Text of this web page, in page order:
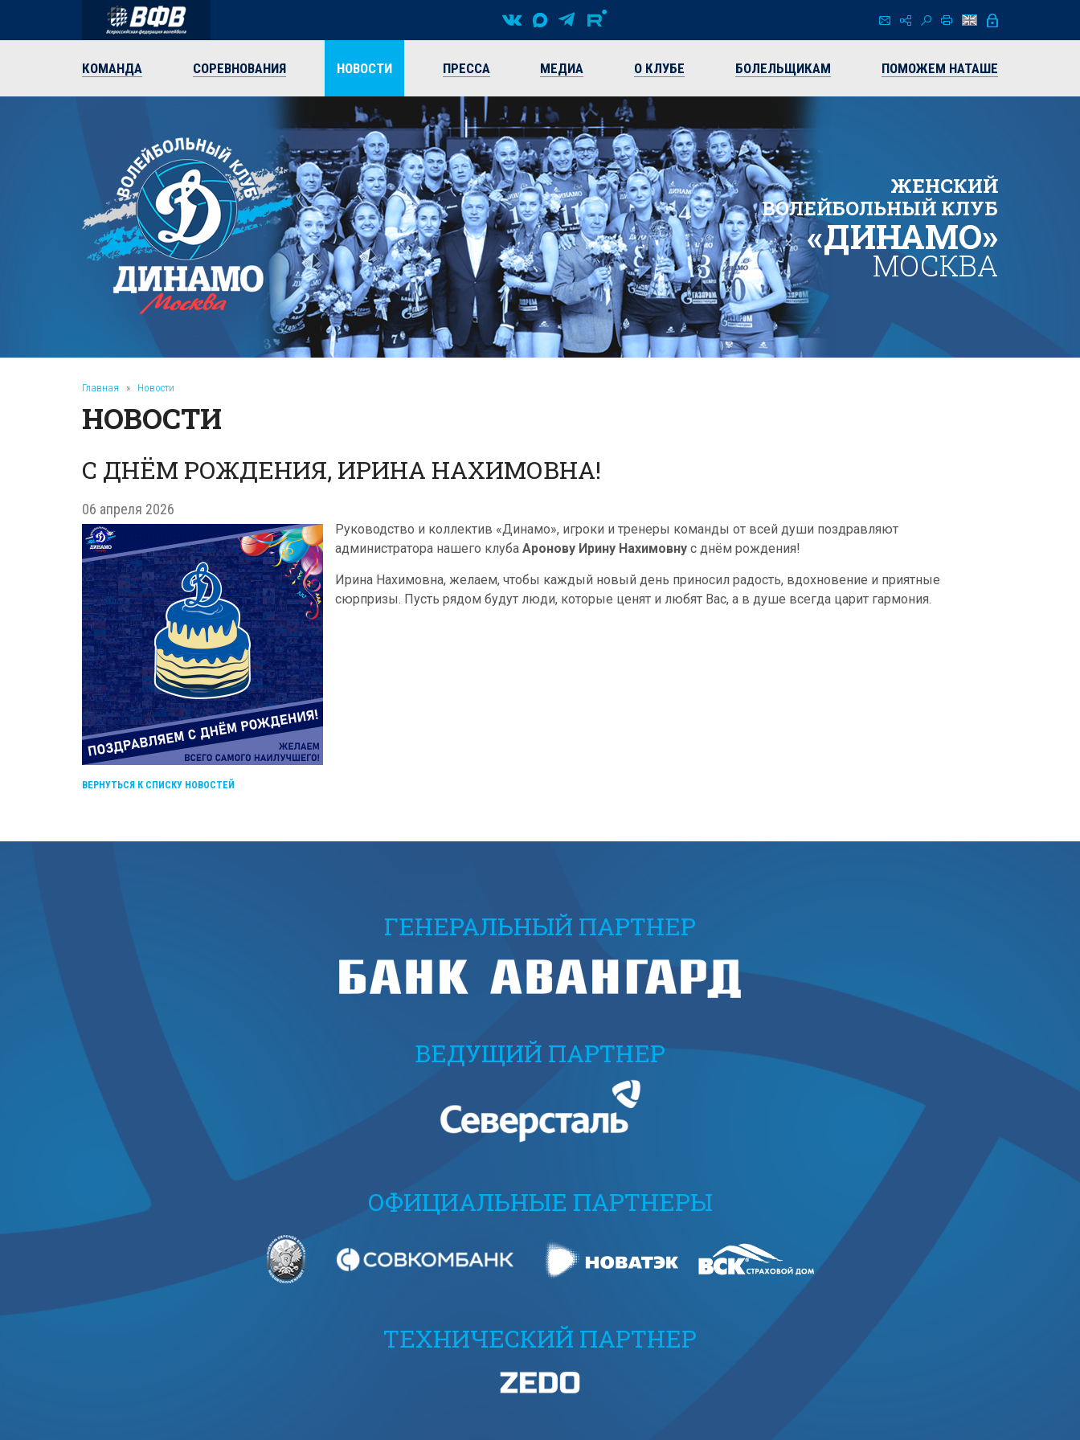
КОМАНДА СОРЕВНОВАНИЯ НОВОСТИ ПРЕССА МЕДИА О КЛУБЕ БОЛЕЛЬЩИКАМ ПОМОЖЕМ НАТАШЕ
ЖЕНСКИЙ
ВОЛЕЙБОЛЬНЫЙ КЛУБ
«ДИНАМО»
МОСКВА
Главная » Новости
НОВОСТИ
С ДНЁМ РОЖДЕНИЯ, ИРИНА НАХИМОВНА!
06 апреля 2026
Руководство и коллектив «Динамо», игроки и тренеры команды от всей души поздравляют
администратора нашего клуба Аронову Ирину Нахимовну с днём рождения!
Ирина Нахимовна, желаем, чтобы каждый новый день приносил радость, вдохновение и приятные
сюрпризы. Пусть рядом будут люди, которые ценят и любят Вас, а в душе всегда царит гармония.
ВЕРНУТЬСЯ К СПИСКУ НОВОСТЕЙ
ГЕНЕРАЛЬНЫЙ ПАРТНЕР
ВЕДУЩИЙ ПАРТНЕР
ОФИЦИАЛЬНЫЕ ПАРТНЕРЫ
ТЕХНИЧЕСКИЙ ПАРТНЕР